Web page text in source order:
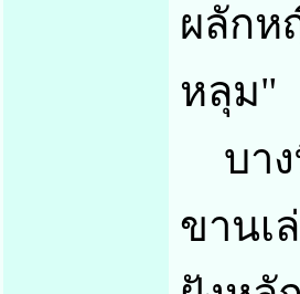
ผลักห
หลุม"
บาง
ขานเ